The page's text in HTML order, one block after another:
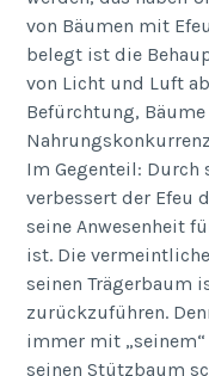
von Bäumen mit
belegt ist die
von Licht und Luft
Befürchtung,
Im Gegenteil:
verbessert der Efeu
seine Anwesenheit
ist. Die
seinen Trägerbaum
zurückzuführen.
immer mit
seinen Stützbaum